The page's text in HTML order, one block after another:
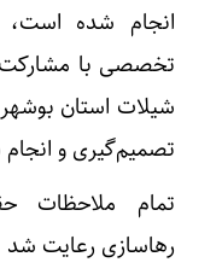
انجام شده است،
تخصصی با مشارکت
شیلات استان
تصمیم‌گیری و
تمام ملاحظات
رهاسازی رعایت شد